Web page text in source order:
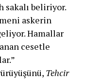
sakalı beliriyor.
askerin
Hamallar
cesetle
Tehcir